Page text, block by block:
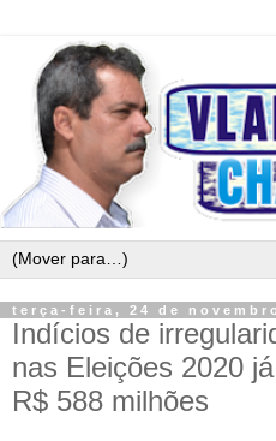
terça-feira, 24 de
Indícios de
nas Eleições 2020
R$ 588 milhões